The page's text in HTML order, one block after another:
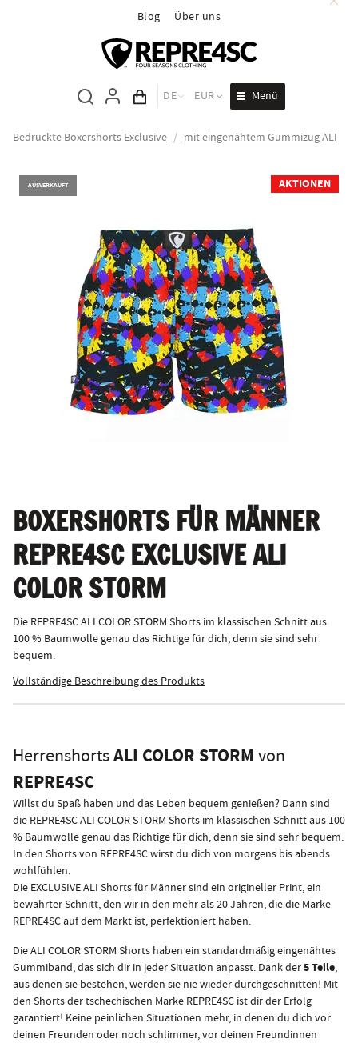
Blog Über uns
Inhalt des Wagens
DE EUR Menü
Bedruckte Boxershorts Exclusive / mit eingenähtem Gummizug ALI
AUSVERKAUFT AKTIONEN
BOXERSHORTS FÜR MÄNNER
REPRE4SC EXCLUSIVE ALI
COLOR STORM
Die REPRE4SC ALI COLOR STORM Shorts im klassischen Schnitt aus
100 % Baumwolle genau das Richtige für dich, denn sie sind sehr
bequem.
Vollständige Beschreibung des Produkts
HerrenshortsALI COLOR STORM von
REPRE4SC
Willst du Spaß haben und das Leben bequem genießen? Dann sind
die REPRE4SC ALI COLOR STORM Shorts im klassischen Schnitt aus 100
% Baumwolle genau das Richtige für dich, denn sie sind sehr bequem.
In den Shorts von REPRE4SC wirst du dich von morgens bis abends
wohlfühlen.
Die EXCLUSIVE ALI Shorts für Männer sind ein origineller Print, ein
bewährter Schnitt, den wir in den mehr als 20 Jahren, die die Marke
REPRE4SC auf dem Markt ist, perfektioniert haben.
Die ALI COLOR STORM Shorts haben ein standardmäßig eingenähtes
Gummiband, das sich dir in jeder Situation anpasst. Dank der5 Teile,
aus denen sie bestehen, werden sie nie wieder durchgeschnitten! Mit
den Shorts der tschechischen Marke REPRE4SC ist dir der Erfolg
garantiert! Keine peinlichen Situationen mehr, in denen du dich vor
deinen Freunden oder noch schlimmer, vor deinen Freundinnen